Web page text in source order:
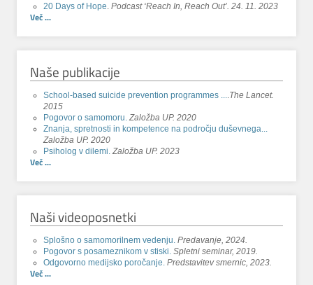
20 Days of Hope. Podcast ‘Reach In, Reach Out’. 24. 11. 2023
Več ...
Naše publikacije
School-based suicide prevention programmes ....The Lancet.
2015
Pogovor o samomoru.Založba UP. 2020
Znanja, spretnosti in kompetence na področju duševnega...
Založba UP. 2020
Psiholog v dilemi. Založba UP. 2023
Več ...
Naši videoposnetki
Splošno o samomorilnem vedenju. Predavanje, 2024.
Pogovor s posameznikom v stiski. Spletni seminar, 2019.
Odgovorno medijsko poročanje. Predstavitev smernic, 2023.
Več ...